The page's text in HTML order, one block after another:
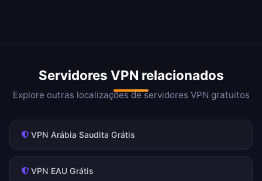
Servidores VPN relacionados
Explore outras localizações de servidores VPN gratuitos
VPN Arábia Saudita Grátis
VPN EAU Grátis